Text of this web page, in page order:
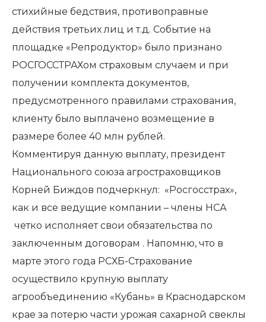
стихийные бедствия, противоправные
действия третьих лиц и т.д. Событие на
площадке «Репродуктор» было признано
РОСГОССТРАХом страховым случаем и при
получении комплекта документов,
предусмотренного правилами страхования,
клиенту было выплачено возмещение в
размере более 40 млн рублей.
Комментируя данную выплату, президент
Национального союза агростраховщиков
Корней Биждов подчеркнул: «Росгосстрах»,
как и все ведущие компании – члены НСА
четко исполняет свои обязательства по
заключенным договорам . Напомню, что в
марте этого года РСХБ-Страхование
осуществило крупную выплату
агрообъединению «Кубань» в Краснодарском
крае за потерю части урожая сахарной свеклы